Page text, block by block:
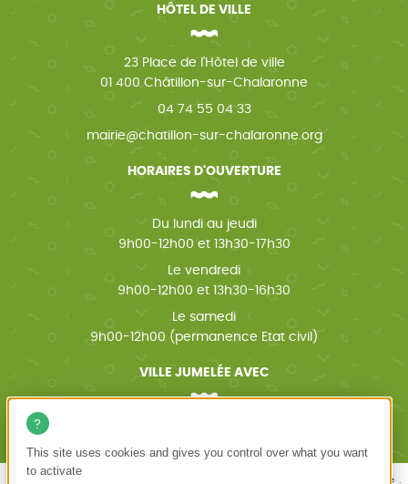
HÔTEL DE VILLE
23 Place de l'Hôtel de ville
01 400 Châtillon-sur-Chalaronne
04 74 55 04 33
mairie@chatillon-sur-chalaronne.org
HORAIRES D'OUVERTURE
Du lundi au jeudi
9h00-12h00 et 13h30-17h30
Le vendredi
9h00-12h00 et 13h30-16h30
Le samedi
9h00-12h00 (permanence Etat civil)
VILLE JUMELÉE AVEC
Plan du site
This site uses cookies and gives you control over what you want
to activate